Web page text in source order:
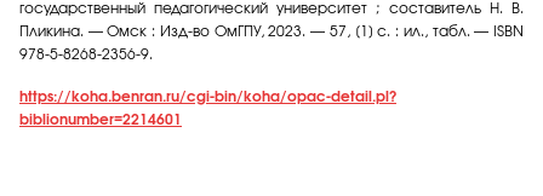
государственный педагогический университет ; составитель Н. В.
Пликина. — Омск : Изд-во ОмГПУ, 2023. — 57, [1] с. : ил., табл. — ISBN
978-5-8268-2356-9.
https://koha.benran.ru/cgi-bin/koha/opac-detail.pl?
biblionumber=2214601